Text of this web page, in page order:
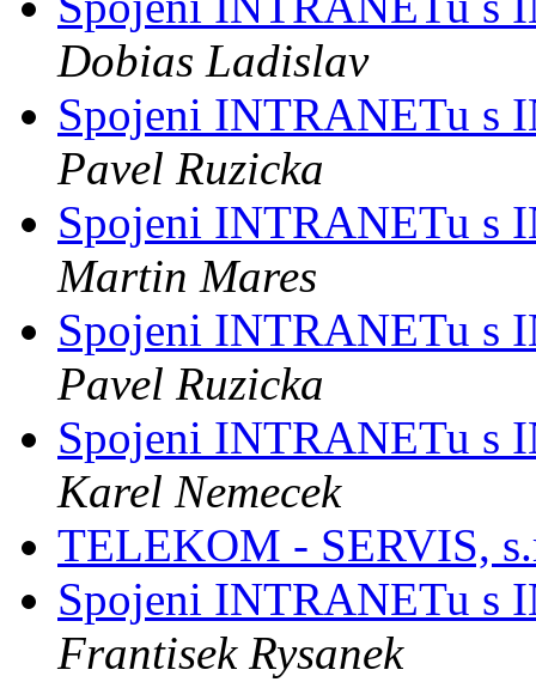
Dobias Ladislav
Spojeni INTRANETu s
Pavel Ruzicka
Spojeni INTRANETu s
Martin Mares
Spojeni INTRANETu s
Pavel Ruzicka
Spojeni INTRANETu s
Karel Nemecek
TELEKOM - SERVIS,
Spojeni INTRANETu s
Frantisek Rysanek